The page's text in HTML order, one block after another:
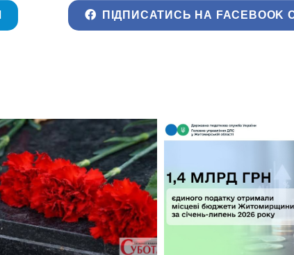
ПІДПИСАТИСЬ НА FACEBOOK